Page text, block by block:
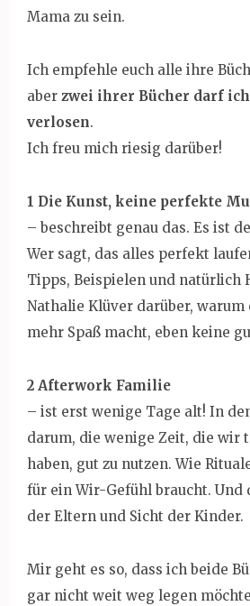
Mama zu sein.
Ich empfehle euch alle ihre
aber zwei ihrer Bücher darf
verlosen.
Ich freu mich riesig darüber!
1 Die Kunst, keine perfekte
– beschreibt genau das. Es ist
Wer sagt, das alles perfekt
Tipps, Beispielen und natürlich
Nathalie Klüver darüber, warum
mehr Spaß macht, eben keine
2 Afterwork Familie
– ist erst wenige Tage alt! In
darum, die wenige Zeit, die wir
haben, gut zu nutzen. Wie
für ein Wir-Gefühl braucht. Und
der Eltern und Sicht der Kinder.
Mir geht es so, dass ich beide
gar nicht weit weg legen